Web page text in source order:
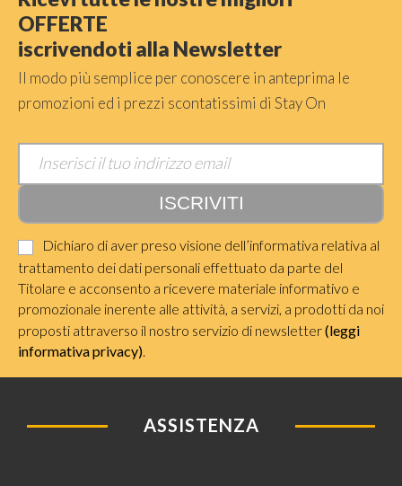
OFFERTE
iscrivendoti alla Newsletter
Il modo più semplice per conoscere in anteprima le
promozioni ed i prezzi scontatissimi di Stay On
Dichiaro di aver preso visione dell’informativa relativa al
trattamento dei dati personali effettuato da parte del
Titolare e acconsento a ricevere materiale informativo e
promozionale inerente alle attività, a servizi, a prodotti da noi
proposti attraverso il nostro servizio di newsletter(leggi
informativa privacy)
ASSISTENZA